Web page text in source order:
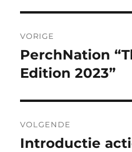
navigatie
VORIGE
Vorig
bericht:
PerchNation
Edition 2023”
VOLGENDE
Volgend
Introductie